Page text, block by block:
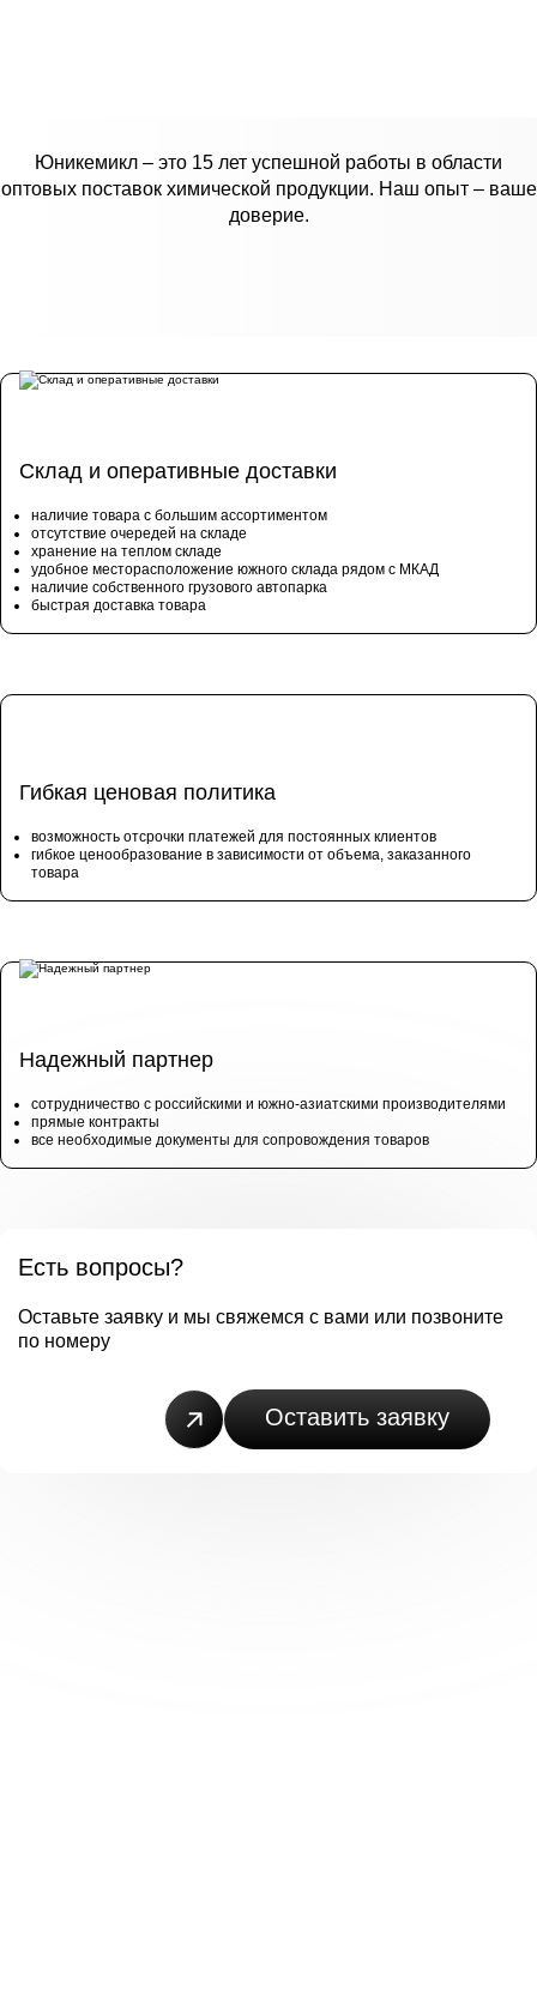
Юникемикл – это 15 лет успешной работы в области
оптовых поставок химической продукции. Наш опыт – ваше
доверие.
Склад и оперативные доставки
наличие товара с большим ассортиментом
отсутствие очередей на складе
хранение на теплом складе
удобное месторасположение южного склада рядом с МКАД
наличие собственного грузового автопарка
быстрая доставка товара
Гибкая ценовая политика
возможность отсрочки платежей для постоянных клиентов
гибкое ценообразование в зависимости от объема, заказанного
товара
Надежный партнер
сотрудничество с российскими и южно-азиатскими производителями
прямые контракты
все необходимые документы для сопровождения товаров
Есть вопросы?
Оставьте заявку и мы свяжемся с вами или позвоните
по номеру
Оставить заявку